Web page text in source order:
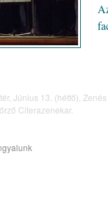
, Június 13. (hétfő),
Citerazenekar.